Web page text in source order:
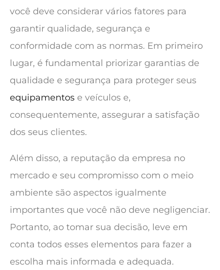
você deve considerar vários fatores para
garantir qualidade, segurança e
conformidade com as normas. Em primeiro
lugar, é fundamental priorizar garantias de
qualidade e segurança para proteger seus
equipamentos e veículos e,
consequentemente, assegurar a satisfação
dos seus clientes.
Além disso, a reputação da empresa no
mercado e seu compromisso com o meio
ambiente são aspectos igualmente
importantes que você não deve negligenciar.
Portanto, ao tomar sua decisão, leve em
conta todos esses elementos para fazer a
escolha mais informada e adequada.